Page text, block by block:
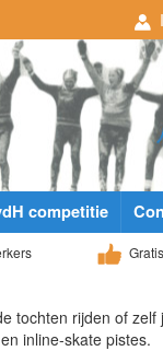
competitie
tochten rijden of
inline-skate pistes.